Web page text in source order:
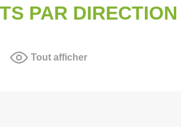
PAR DIRECTION
Tout afficher